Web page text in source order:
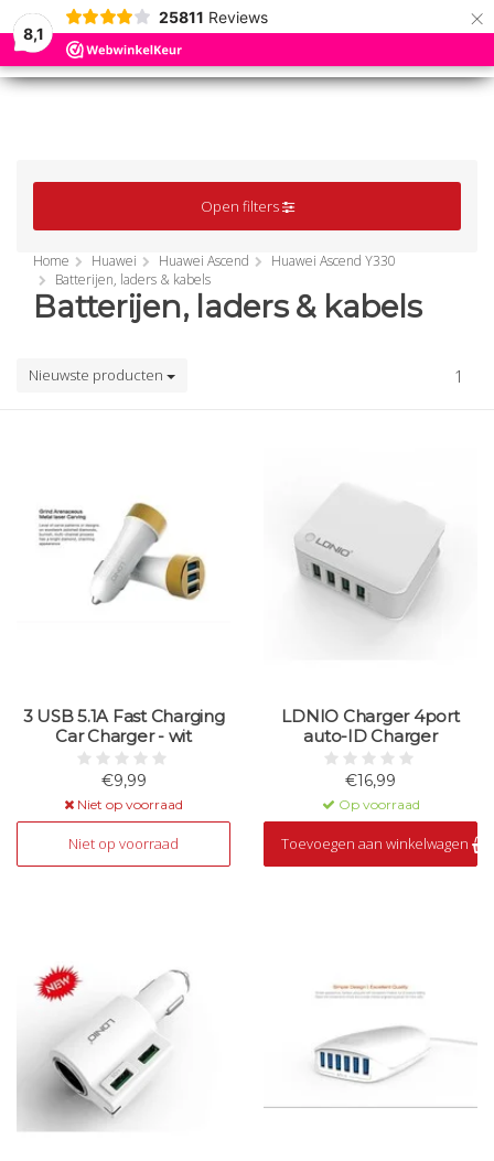
8,1
25811 Reviews ×
MENU
MENU
Open filters
Home Huawei Huawei Ascend
Huawei Ascend Y330
Batterijen, laders & kabels
Batterijen, laders & kabels
Nieuwste producten 1
3 USB 5.1A Fast Charging
Car Charger - wit
€9,99
Niet op voorraad
Niet op voorraad
LDNIO Charger 4port
auto-ID Charger
€16,99
Op voorraad
Toevoegen aan winkelwagen